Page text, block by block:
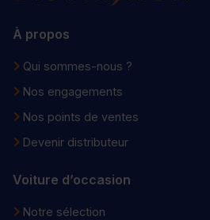
À propos
Qui sommes-nous ?
Nos engagements
Nos points de ventes
Devenir distributeur
Voiture d’occasion
Notre sélection